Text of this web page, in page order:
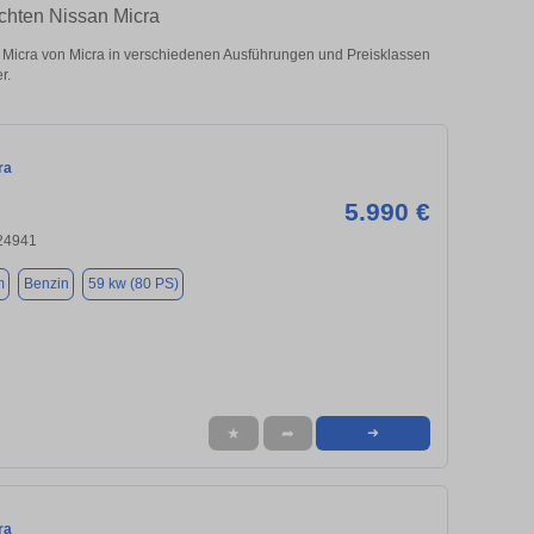
Nissan Micra
von Micra in verschiedenen Ausführungen und Preisklassen
5.990 €
Benzin 59 kw (80 PS)
★ ➦ ➜